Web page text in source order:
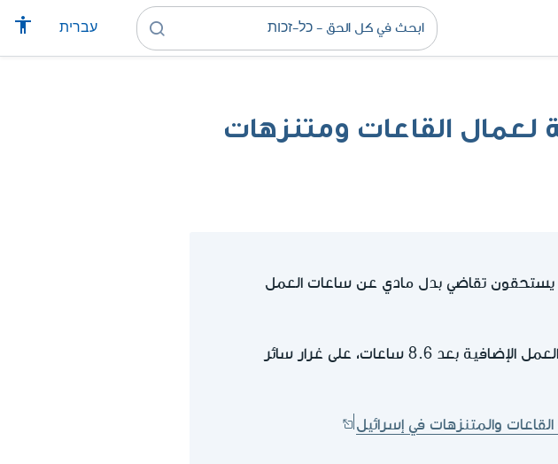
עברית
لعمال القاعات ومتنزهات
يستحقون تقاضي بدل مادي عن ساعات العمل
في سائر الورديات، يحق للعمال تقاضي بدل مادي عن ساعات العمل الإضافية بعد 8.6 ساعات، على غرار سائر
والمتنزهات في إسرائيل